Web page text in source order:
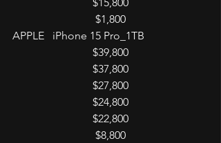
$15,800
$1,800
APPLE   iPhone 15 Pro_1TB
$39,800
$37,800
$27,800
$24,800
$22,800
$8,800